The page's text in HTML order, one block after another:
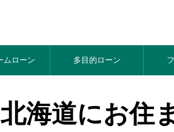
ムローン 多目的 ローン
海道にお住